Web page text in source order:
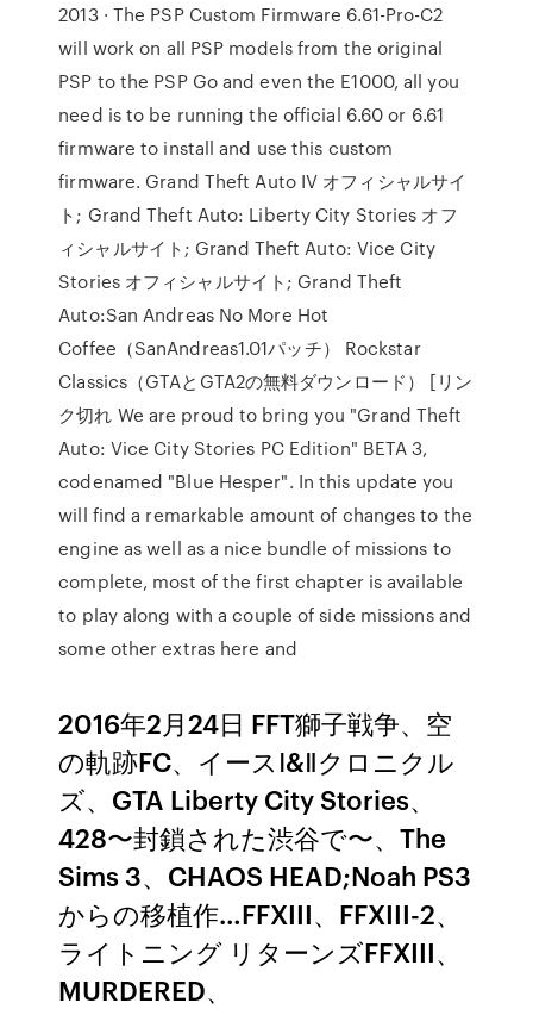
2013 · The PSP Custom Firmware 6.61-Pro-C2
will work on all PSP models from the original
PSP to the PSP Go and even the E1000, all you
need is to be running the official 6.60 or 6.61
firmware to install and use this custom
firmware. Grand Theft Auto IV オフィシャルサイ
ト; Grand Theft Auto: Liberty City Stories オフ
ィシャルサイト; Grand Theft Auto: Vice City
Stories オフィシャルサイト; Grand Theft
Auto:San Andreas No More Hot
Coffee（SanAndreas1.01パッチ） Rockstar
Classics（GTAとGTA2の無料ダウンロード） [リン
ク切れ We are proud to bring you "Grand Theft
Auto: Vice City Stories PC Edition" BETA 3,
codenamed "Blue Hesper". In this update you
will find a remarkable amount of changes to the
engine as well as a nice bundle of missions to
complete, most of the first chapter is available
to play along with a couple of side missions and
some other extras here and
2016年2月24日 FFT獅子戦争、空
の軌跡FC、イースⅠ&Ⅱクロニクル
ズ、GTA Liberty City Stories、
428〜封鎖された渋谷で〜、The
Sims 3、CHAOS HEAD;Noah PS3
からの移植作…FFXIII、FFXIII-2、
ライトニング リターンズFFXIII、
MURDERED、